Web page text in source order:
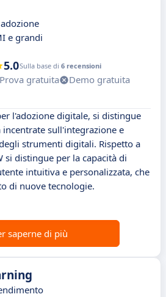
e grandi
5.0Sulla base di 6 recensioni
Prova gratuita
Demo gratuita
l'adozione digitale, si distingue
sull'integrazione e
strumenti digitali. Rispetto a
si distingue per la capacità di
intuitiva e personalizzata, che
di nuove tecnologie.
saperne di più